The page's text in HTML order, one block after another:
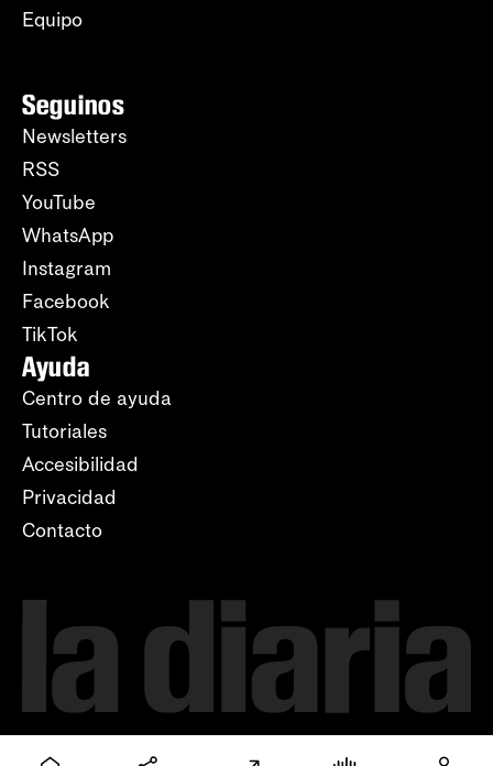
Equipo
Seguinos
Newsletters
RSS
YouTube
WhatsApp
Instagram
Facebook
TikTok
Ayuda
Centro de ayuda
Tutoriales
Accesibilidad
Privacidad
Contacto